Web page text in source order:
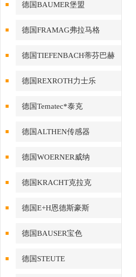
德国BAUMER堡盟
德国FRAMAG弗拉马格
德国TIEFENBACH蒂芬巴赫
德国REXROTH力士乐
德国Tematec*泰克
德国ALTHEN传感器
德国WOERNER威纳
德国KRACHT克拉克
德国E+H恩德斯豪斯
德国BAUSER宝色
德国STEUTE